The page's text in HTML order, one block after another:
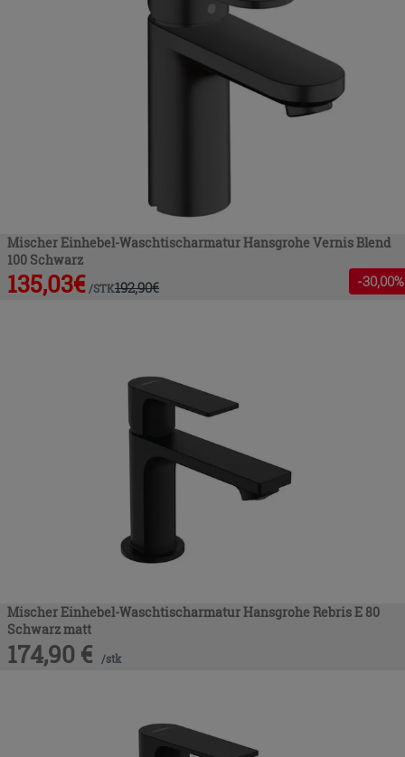
Mischer Einhebel-Waschtischarmatur Hansgrohe Vernis Blend
100 Schwarz
135,03€ /STK192,90€ -30,00%
Mischer Einhebel-Waschtischarmatur Hansgrohe Rebris E 80
Schwarz matt
174,90 € /stk